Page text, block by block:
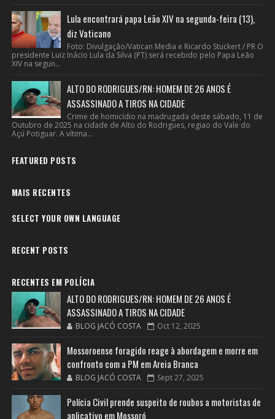
Lula encontrará papa Leão XIV na segunda-feira (13),
diz Vaticano
Foto: Divulgação/Vatican Media e Ricardo Stuckert / PR O
presidente Luiz Inácio Lula da Silva (PT) será recebido pelo Papa Leão
XIV na segun...
ALTO DO RODRIGUES/RN: HOMEM DE 26 ANOS É
ASSASSINADO A TIROS NA CIDADE
Crime de homicídio na madrugada deste sábado, 11 de
Outubro de 2025 na cidade de Alto do Rodrigues, regiao do Vale do
Açú Potiguar. A vítima...
FEATURED POSTS
MAIS RECENTES
SELECT YOUR OWN LANGUAGE
RECENT POSTS
RECENTES EM POLÍCIA
ALTO DO RODRIGUES/RN: HOMEM DE 26 ANOS É
ASSASSINADO A TIROS NA CIDADE
BLOG JACÓ COSTA Oct 12, 2025
Mossoroense foragido reage à abordagem e morre em
confronto com a PM em Areia Branca
BLOG JACÓ COSTA Sept 27, 2025
Polícia Civil prende suspeito de roubos a motoristas de
aplicativo em Mossoró